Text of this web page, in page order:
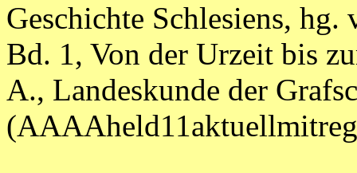
Geschichte Schlesiens,
Bd. 1, Von der Urzeit bis
A., Landeskunde der